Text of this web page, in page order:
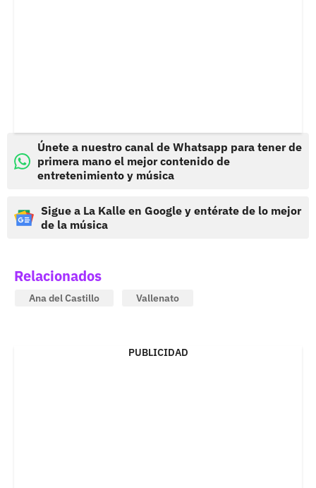
Únete a nuestro canal de Whatsapp para tener de
primera mano el mejor contenido de
entretenimiento y música
Sigue a La Kalle en Google y entérate de lo mejor
de la música
Relacionados
Ana del Castillo Vallenato
PUBLICIDAD